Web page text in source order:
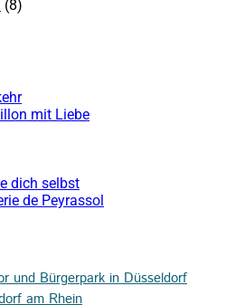
(8)
mit Liebe
dich selbst
de Peyrassol
und Bürgerpark in Düsseldorf
am Rhein